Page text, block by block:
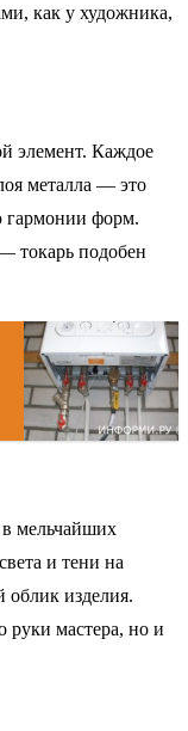
как у художника,
элемент. Каждое
металла — это
гармонии форм.
токарь подобен
в мельчайших
и тени на
облик изделия.
руки мастера, но и